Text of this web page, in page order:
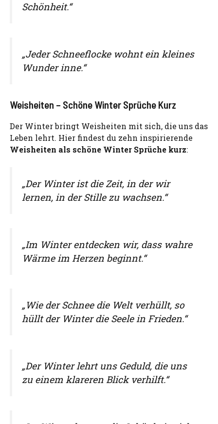
Schönheit.“
„Jeder Schneeflocke wohnt ein kleines
Wunder inne.“
Weisheiten – Schöne Winter Sprüche Kurz
Der Winter bringt Weisheiten mit sich, die uns das
Leben lehrt. Hier findest du zehn inspirierende
Weisheiten als schöne Winter Sprüche kurz:
„Der Winter ist die Zeit, in der wir
lernen, in der Stille zu wachsen.“
„Im Winter entdecken wir, dass wahre
Wärme im Herzen beginnt.“
„Wie der Schnee die Welt verhüllt, so
hüllt der Winter die Seele in Frieden.“
„Der Winter lehrt uns Geduld, die uns
zu einem klareren Blick verhilft.“